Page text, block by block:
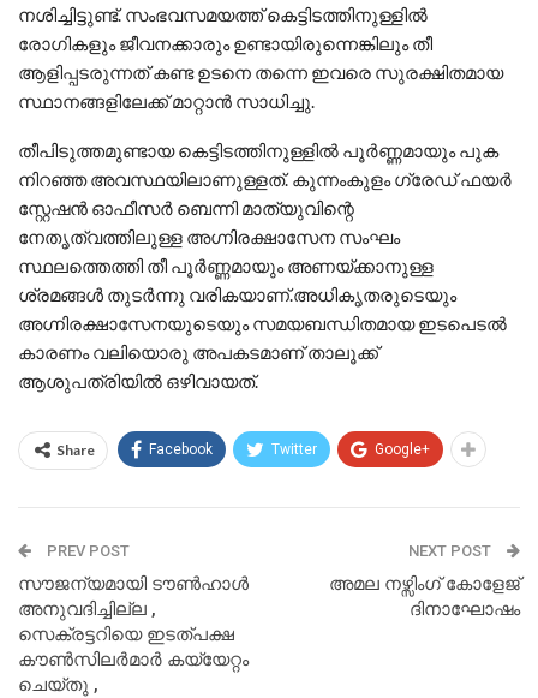
നശിച്ചിട്ടുണ്ട്. സംഭവസമയത്ത് കെട്ടിടത്തിനുള്ളിൽ
രോഗികളും ജീവനക്കാരും ഉണ്ടായിരുന്നെങ്കിലും തീ
ആളിപ്പടരുന്നത് കണ്ട ഉടനെ തന്നെ ഇവരെ സുരക്ഷിതമായ
സ്ഥാനങ്ങളിലേക്ക് മാറ്റാൻ സാധിച്ചു.
തീപിടുത്തമുണ്ടായ കെട്ടിടത്തിനുള്ളിൽ പൂർണ്ണമായും പുക
നിറഞ്ഞ അവസ്ഥയിലാണുള്ളത്. കുന്നംകുളം ഗ്രേഡ് ഫയർ
സ്റ്റേഷൻ ഓഫീസർ ബെന്നി മാത്യുവിന്റെ
നേതൃത്വത്തിലുള്ള അഗ്നിരക്ഷാസേന സംഘം
സ്ഥലത്തെത്തി തീ പൂർണ്ണമായും അണയ്ക്കാനുള്ള
ശ്രമങ്ങൾ തുടർന്നു വരികയാണ്.അധികൃതരുടെയും
അഗ്നിരക്ഷാസേനയുടെയും സമയബന്ധിതമായ ഇടപെടൽ
കാരണം വലിയൊരു അപകടമാണ് താലൂക്ക്
ആശുപത്രിയിൽ ഒഴിവായത്.
Share Facebook Twitter Google+
PREV POST
സൗജന്യമായി ടൗൺഹാൾ
അനുവദിച്ചില്ല ,
സെക്രട്ടറിയെ ഇടത്പക്ഷ
കൗൺസിലർമാർ കയ്യേറ്റം
ചെയ്തു ,
NEXT POST
അമല നഴ്സിംഗ് കോളേജ്
ദിനാഘോഷം